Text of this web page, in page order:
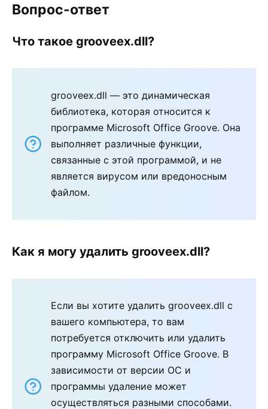
Вопрос-ответ
Что такое grooveex.dll?
grooveex.dll — это динамическая
библиотека, которая относится к
программе Microsoft Office Groove. Она
выполняет различные функции,
связанные с этой программой, и не
является вирусом или вредоносным
файлом.
Как я могу удалить grooveex.dll?
Если вы хотите удалить grooveex.dll с
вашего компьютера, то вам
потребуется отключить или удалить
программу Microsoft Office Groove. В
зависимости от версии ОС и
программы удаление может
осуществляться разными способами.